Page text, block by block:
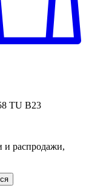
TU B23
и распродажи,